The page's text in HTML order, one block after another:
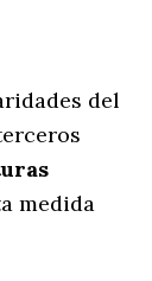
del
medida